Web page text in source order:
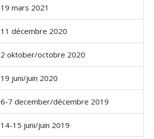
19 mars 2021
11 décembre 2020
2 oktober/octobre 2020
19 juni/juin 2020
6-7 december/décembre 2019
14-15 juni/juin 2019